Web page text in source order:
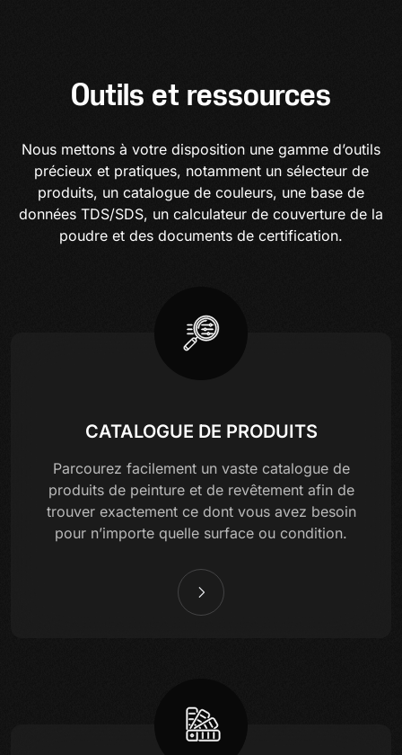
Outils et ressources
Nous mettons à votre disposition une gamme d’outils
précieux et pratiques, notamment un sélecteur de
produits, un catalogue de couleurs, une base de
données TDS/SDS, un calculateur de couverture de la
poudre et des documents de certification.
CATALOGUE DE PRODUITS
Parcourez facilement un vaste catalogue de
produits de peinture et de revêtement afin de
trouver exactement ce dont vous avez besoin
pour n’importe quelle surface ou condition.